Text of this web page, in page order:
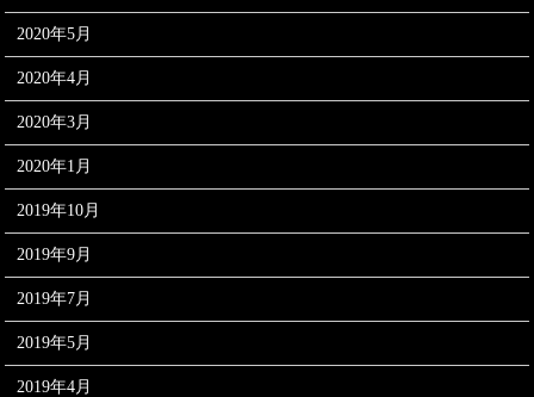
2020年5月
2020年4月
2020年3月
2020年1月
2019年10月
2019年9月
2019年7月
2019年5月
2019年4月